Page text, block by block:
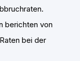
berichten von
bei der